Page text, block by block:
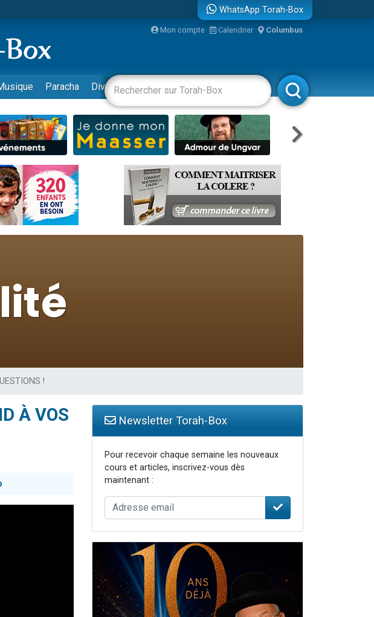
aux Orphelins
un appartement insalubre
de Yohan
et le Birkat Hamazone à travers le temps
WhatsApp Torah-Box
Mon compte Calendrier Columbus
Paracha Divertissements Livres Rabbanim
!
À VOS
Newsletter Torah-Box
Pour recevoir chaque semaine les nouveaux
cours et articles, inscrivez-vous dès
maintenant :